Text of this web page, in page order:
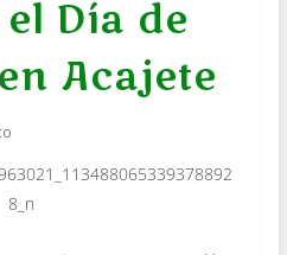
Día de
Acajete